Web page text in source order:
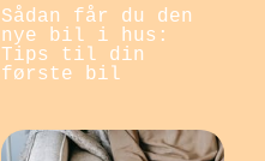
Sådan får du den
nye bil i hus:
Tips til din
første bil